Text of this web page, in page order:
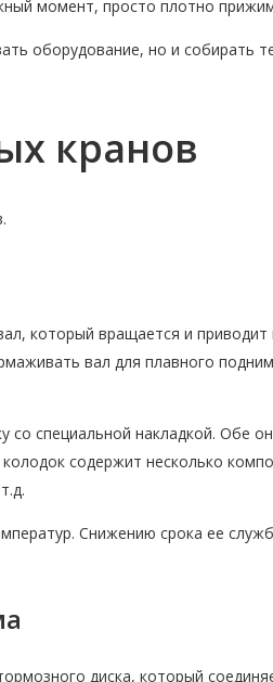
момент, просто плотно
оборудование, но и собирать
кранов
который вращается и приводит
вал для плавного
со специальной накладкой. Обе
содержит несколько
Снижению срока ее
диска, который